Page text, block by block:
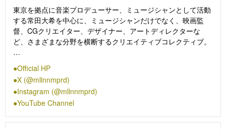
東京を拠点に音楽プロデューサー、ミュージシャンとして活動
する常田大希を中心に、ミュージシャンだけでなく、映画監
督、CGクリエイター、デザイナー、アートディレクターな
ど、さまざまな分野を横断するクリエイティブコレクティブ。
した後、コロナ禍真っ只中でのデビューアルバム「THE
MILLENNIUM PARADE」を2021年にリリースし、DIORとのコ
ラボレーションや、日本が世界に誇るアニメーション『攻殻機
動隊 SAC_2045』の主題歌を務めるなど多方面での活動を続け
てきた中、2024年5月を持って「MILLENNIUM PARADE」へ改
Official HP
X (@mllnnmprd)
Instagram (@mllnnmprd)
YouTube Channel